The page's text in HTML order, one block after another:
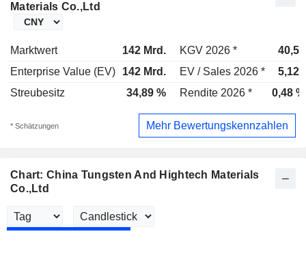
Materials Co.,Ltd
Marktwert 142 Mrd. KGV 2026 *
40,5x
Enterprise Value (EV)
142 Mrd. EV / Sales 2026 *
5,12x
Streubesitz
34,89 % Rendite 2026 * 0,48 %
* Schätzungen Mehr Bewertungskennzahlen
Chart: China Tungsten And Hightech Materials
Co.,Ltd